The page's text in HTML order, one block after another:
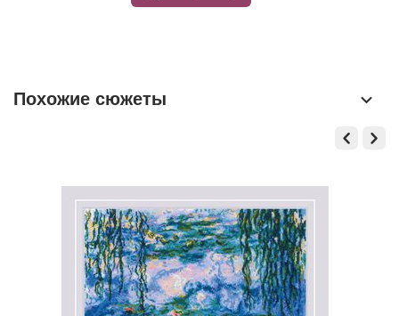
Похожие сюжеты